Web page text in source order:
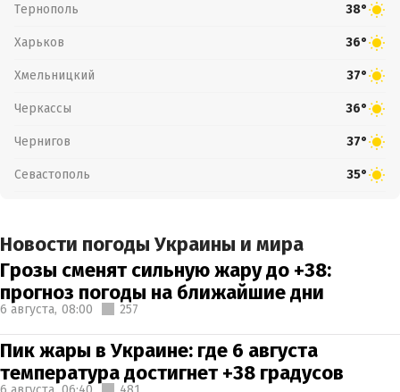
Тернополь 38°
Харьков 36°
Хмельницкий 37°
Черкассы 36°
Чернигов 37°
Севастополь 35°
Новости погоды Украины и мира
Грозы сменят сильную жару до +38:
прогноз погоды на ближайшие дни
6 августа, 08:00 257
Пик жары в Украине: где 6 августа
температура достигнет +38 градусов